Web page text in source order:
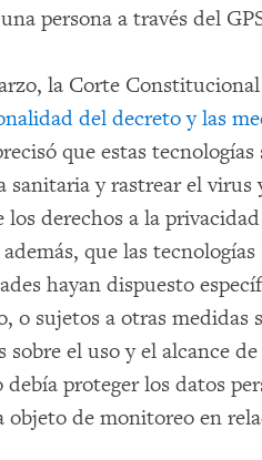
persona a través del
la Corte
del decreto y las
que estas
sanitaria y rastrear el
los derechos a la
que las
hayan dispuesto
o sujetos a otras medidas
sobre el uso y el alcance
debía proteger los datos
objeto de monitoreo en